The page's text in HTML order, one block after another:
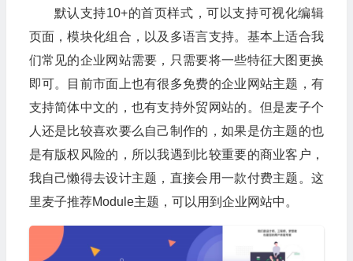
默认支持10+的首页样式，可以支持可视化编辑
页面，模块化组合，以及多语言支持。基本上适合我
们常见的企业网站需要，只需要将一些特征大图更换
即可。目前市面上也有很多免费的企业网站主题，有
支持简体中文的，也有支持外贸网站的。但是麦子个
人还是比较喜欢要么自己制作的，如果是仿主题的也
是有版权风险的，所以我遇到比较重要的商业客户，
我自己懒得去设计主题，直接会用一款付费主题。这
里麦子推荐Module主题，可以用到企业网站中。